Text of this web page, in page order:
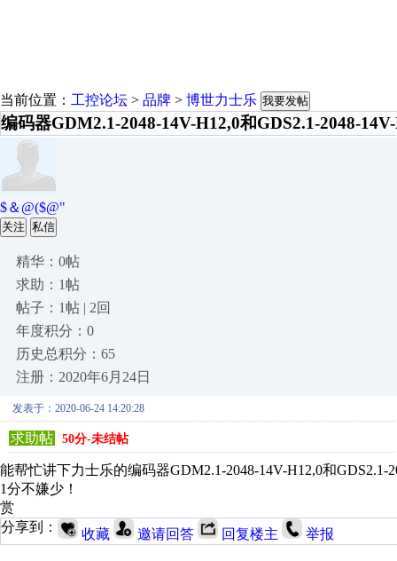
当前位置： 工控论坛 > 品牌 > 博世力士乐 我要发帖
编码器GDM2.1-2048-14V-H12,0和GDS2.1-2048-
$＆@($@"
关注 私信
精华：0帖
求助：1帖
帖子：1帖 | 2回
年度积分：0
历史总积分：65
注册：2020年6月24日
发表于：2020-06-24 14:20:28
求助帖 50分-未结帖
能帮忙讲下力士乐的编码器GDM2.1-2048-14V-H12,0和
1分不嫌少！
赏
分享到：
收藏 邀请回答 回复楼主 举报